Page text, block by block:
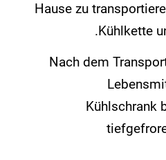
Hause zu
Kühlkette
Nach dem
Kühlschrank